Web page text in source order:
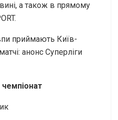
а також в прямому
приймають Київ-
анонс Суперліги
чемпіонат